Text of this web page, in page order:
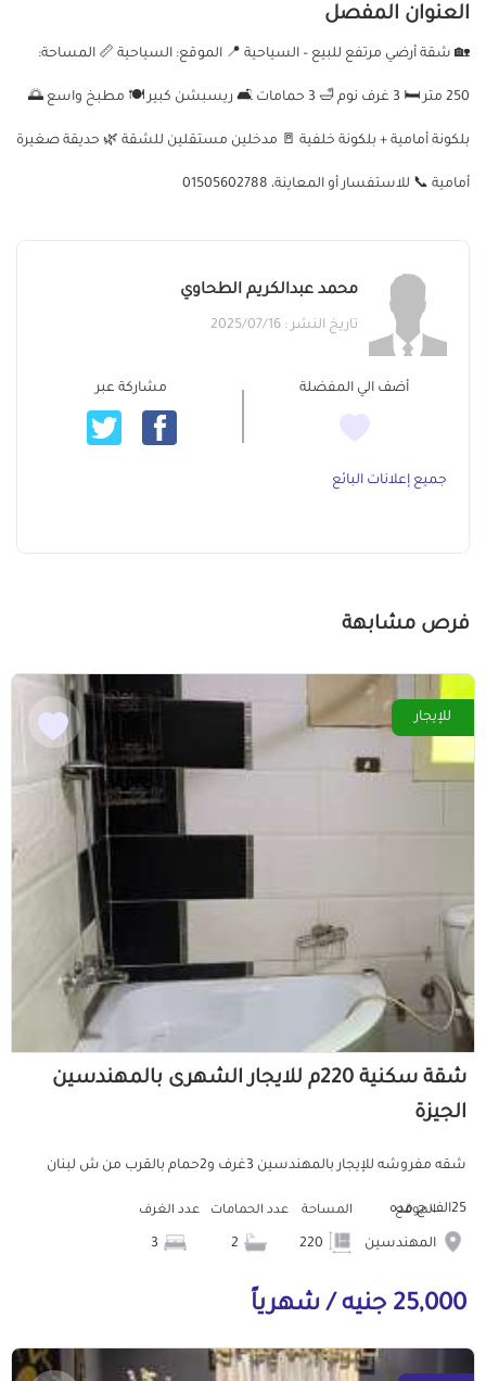
العنوان المفصل
🏡 شقة أرضي مرتفع للبيع – السياحية 📍 الموقع: السياحية 📏 المساحة:
250 متر 🛏 3 غرف نوم 🛁 3 حمامات 🛋 ريسبشن كبير 🍽 مطبخ واسع 🌅
بلكونة أمامية + بلكونة خلفية 🚪 مدخلين مستقلين للشقة 🌿 حديقة صغيرة
أمامية 📞 للاستفسار أو المعاينة، 01505602788
محمد عبدالكريم الطحاوي
تاريخ النشر : 2025/07/16
أضف الي المفضلة مشاركة عبر
جميع إعلانات البائع
فرص مشابهة
للإيجار
شقة سكنية 220م للايجار الشهرى بالمهندسين
الجيزة
شقه مفروشه للإيجار بالمهندسين 3غرف و2حمام بالقرب من ش لبنان
25الف ج مده الموقع
المهندسين
المساحة عدد الحمامات عدد الغرف
25,000 جنيه / شهرياً